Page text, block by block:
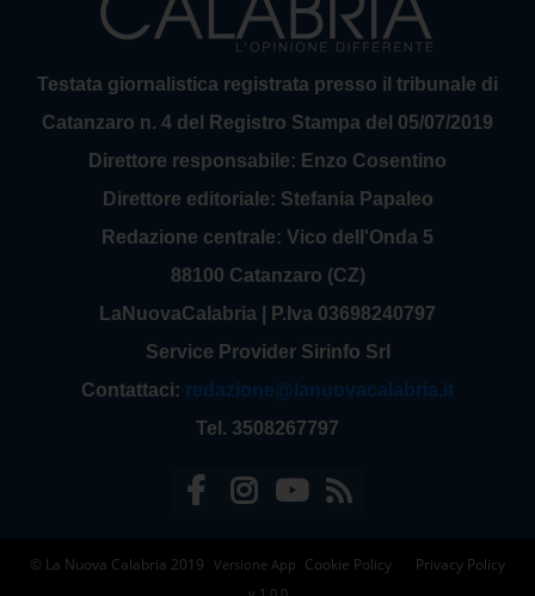
Testata giornalistica registrata presso il tribunale di
Catanzaro n. 4 del Registro Stampa del 05/07/2019
Direttore responsabile: Enzo Cosentino
Direttore editoriale: Stefania Papaleo
Redazione centrale: Vico dell'Onda 5
88100 Catanzaro (CZ)
LaNuovaCalabria | P.Iva 03698240797
Service Provider Sirinfo Srl
Contattaci: redazione@lanuovacalabria.it
Tel. 3508267797
© La Nuova Calabria 2019 Cookie Policy Privacy Policy
Versione App